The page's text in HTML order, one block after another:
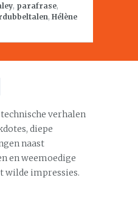
, parafrase,
, Hélène
verhalen
diepe
naast
en weemoedige
wilde impressies.